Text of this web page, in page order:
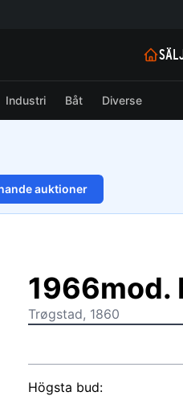
Industri Båt Diverse
auktioner
1966mod.
Trøgstad, 1860
Högsta bud: